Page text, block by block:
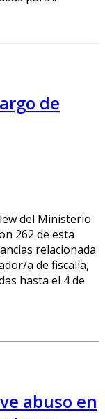
de
del Ministerio
262 de esta
relacionada
a de fiscalía,
hasta el 4 de
abuso en